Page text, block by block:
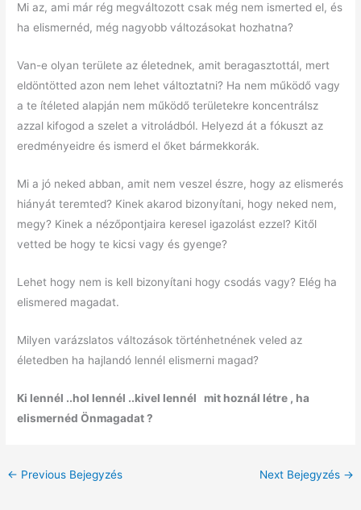
Mi az, ami már rég megváltozott csak még nem ismerted el, és
ha elismernéd, még nagyobb változásokat hozhatna?
Van-e olyan területe az életednek, amit beragasztottál, mert
eldöntötted azon nem lehet változtatni? Ha nem működő vagy
a te ítéleted alapján nem működő területekre koncentrálsz
azzal kifogod a szelet a vitroládból. Helyezd át a fókuszt az
eredményeidre és ismerd el őket bármekkorák.
Mi a jó neked abban, amit nem veszel észre, hogy az elismerés
hiányát teremted? Kinek akarod bizonyítani, hogy neked nem,
megy? Kinek a nézőpontjaira keresel igazolást ezzel? Kitől
vetted be hogy te kicsi vagy és gyenge?
Lehet hogy nem is kell bizonyítani hogy csodás vagy? Elég ha
elismered magadat.
Milyen varázslatos változások történhetnének veled az
életedben ha hajlandó lennél elismerni magad?
Ki lennél ..hol lennél ..kivel lennél mit hoznál létre , ha
elismernéd Önmagadat ?
← Previous Bejegyzés Next Bejegyzés →